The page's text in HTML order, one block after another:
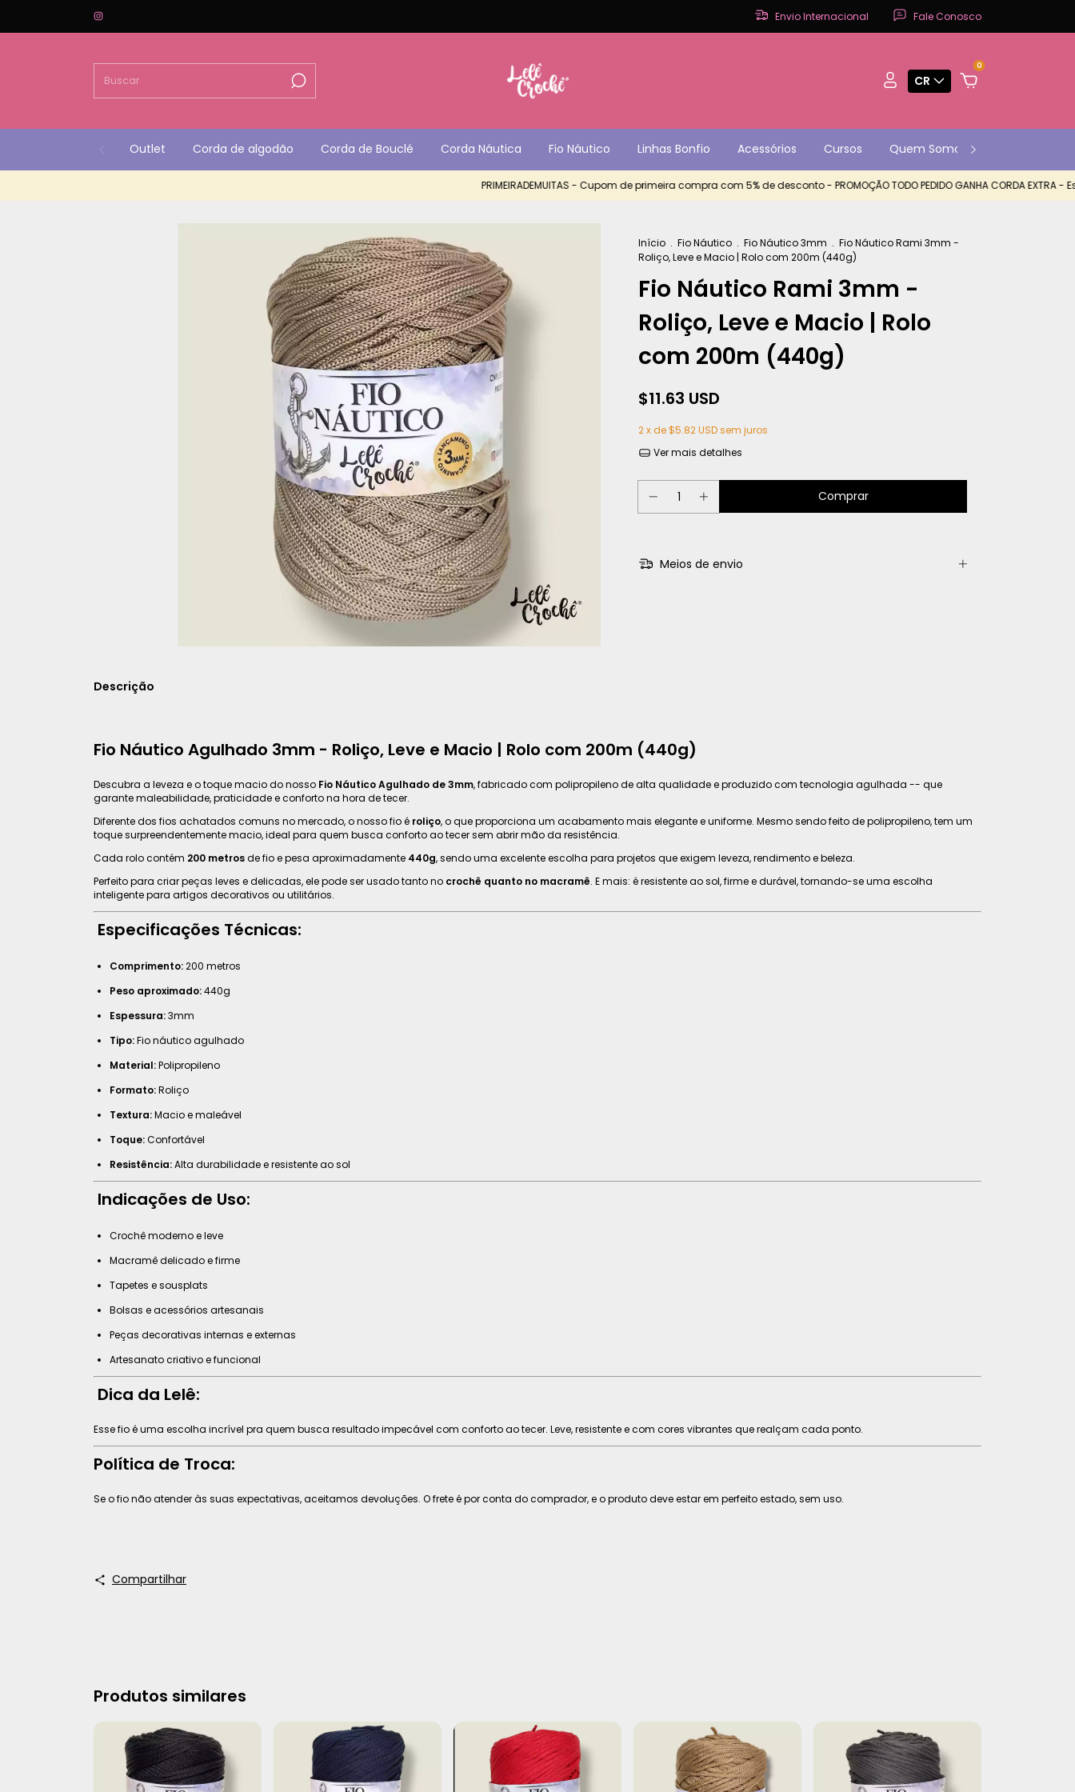
Envio Internacional Fale Conosco
CR
0
Outlet Corda de algodão Corda de Bouclé Corda Náutica Fio Náutico Linhas Bonfio Acessórios Cursos Quem Somos
PRIMEIRADEMUITAS - Cupom de primeira compra com 5% de desconto - PROMOÇÃO TODO PEDIDO GANHA CORDA EXTRA -
Início . Fio Náutico . Fio Náutico 3mm . Fio Náutico Rami 3mm -
Roliço, Leve e Macio | Rolo com 200m (440g)
Fio Náutico Rami 3mm -
Roliço, Leve e Macio | Rolo
com 200m (440g)
$11.63 USD
2x de$5.82 USDsem juros
Ver mais detalhes
Meios de envio
Descrição
Fio Náutico Agulhado 3mm - Roliço, Leve e Macio | Rolo com 200m (440g)
Descubra a leveza e o toque macio do nosso Fio Náutico Agulhado de 3mm, fabricado com polipropileno de alta qualidade e produzido com tecnologia agulhada -- que
garante maleabilidade, praticidade e conforto na hora de tecer.
Diferente dos fios achatados comuns no mercado, o nosso fio é roliço, o que proporciona um acabamento mais elegante e uniforme. Mesmo sendo feito de polipropileno, tem um
toque surpreendentemente macio, ideal para quem busca conforto ao tecer sem abrir mão da resistência.
Cada rolo contém 200 metrosde fio e pesa aproximadamente 440g, sendo uma excelente escolha para projetos que exigem leveza, rendimento e beleza.
Perfeito para criar peças leves e delicadas, ele pode ser usado tanto no crochê quanto no macramê. E mais: é resistente ao sol, firme e durável, tornando-se uma escolha
inteligente para artigos decorativos ou utilitários.
Especificações Técnicas:
Comprimento:200 metros
Peso aproximado:440g
Espessura:3mm
Tipo:Fio náutico agulhado
Material:Polipropileno
Formato:Roliço
Textura:Macio e maleável
Toque:Confortável
Resistência:Alta durabilidade e resistente ao sol
Indicações de Uso:
Crochê moderno e leve
Macramê delicado e firme
Tapetes e sousplats
Bolsas e acessórios artesanais
Peças decorativas internas e externas
Artesanato criativo e funcional
Dica da Lelê:
Esse fio é uma escolha incrível pra quem busca resultado impecável com conforto ao tecer. Leve, resistente e com cores vibrantes que realçam cada ponto.
Política de Troca:
Se o fio não atender às suas expectativas, aceitamos devoluções. O frete é por conta do comprador, e o produto deve estar em perfeito estado, sem uso.
Compartilhar
Produtos similares